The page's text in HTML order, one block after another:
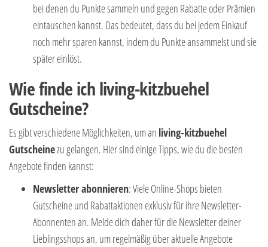
bei denen du Punkte sammeln und gegen Rabatte oder Prämien
eintauschen kannst. Das bedeutet, dass du bei jedem Einkauf
noch mehr sparen kannst, indem du Punkte ansammelst und sie
später einlöst.
Wie finde ich living-kitzbuehel
Gutscheine?
Es gibt verschiedene Möglichkeiten, um an living-kitzbuehel
Gutscheinezu gelangen. Hier sind einige Tipps, wie du die besten
Angebote finden kannst:
Newsletter abonnieren: Viele Online-Shops bieten
Gutscheine und Rabattaktionen exklusiv für ihre Newsletter-
Abonnenten an. Melde dich daher für die Newsletter deiner
Lieblingsshops an, um regelmäßig über aktuelle Angebote